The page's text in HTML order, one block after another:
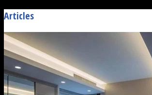
Articles